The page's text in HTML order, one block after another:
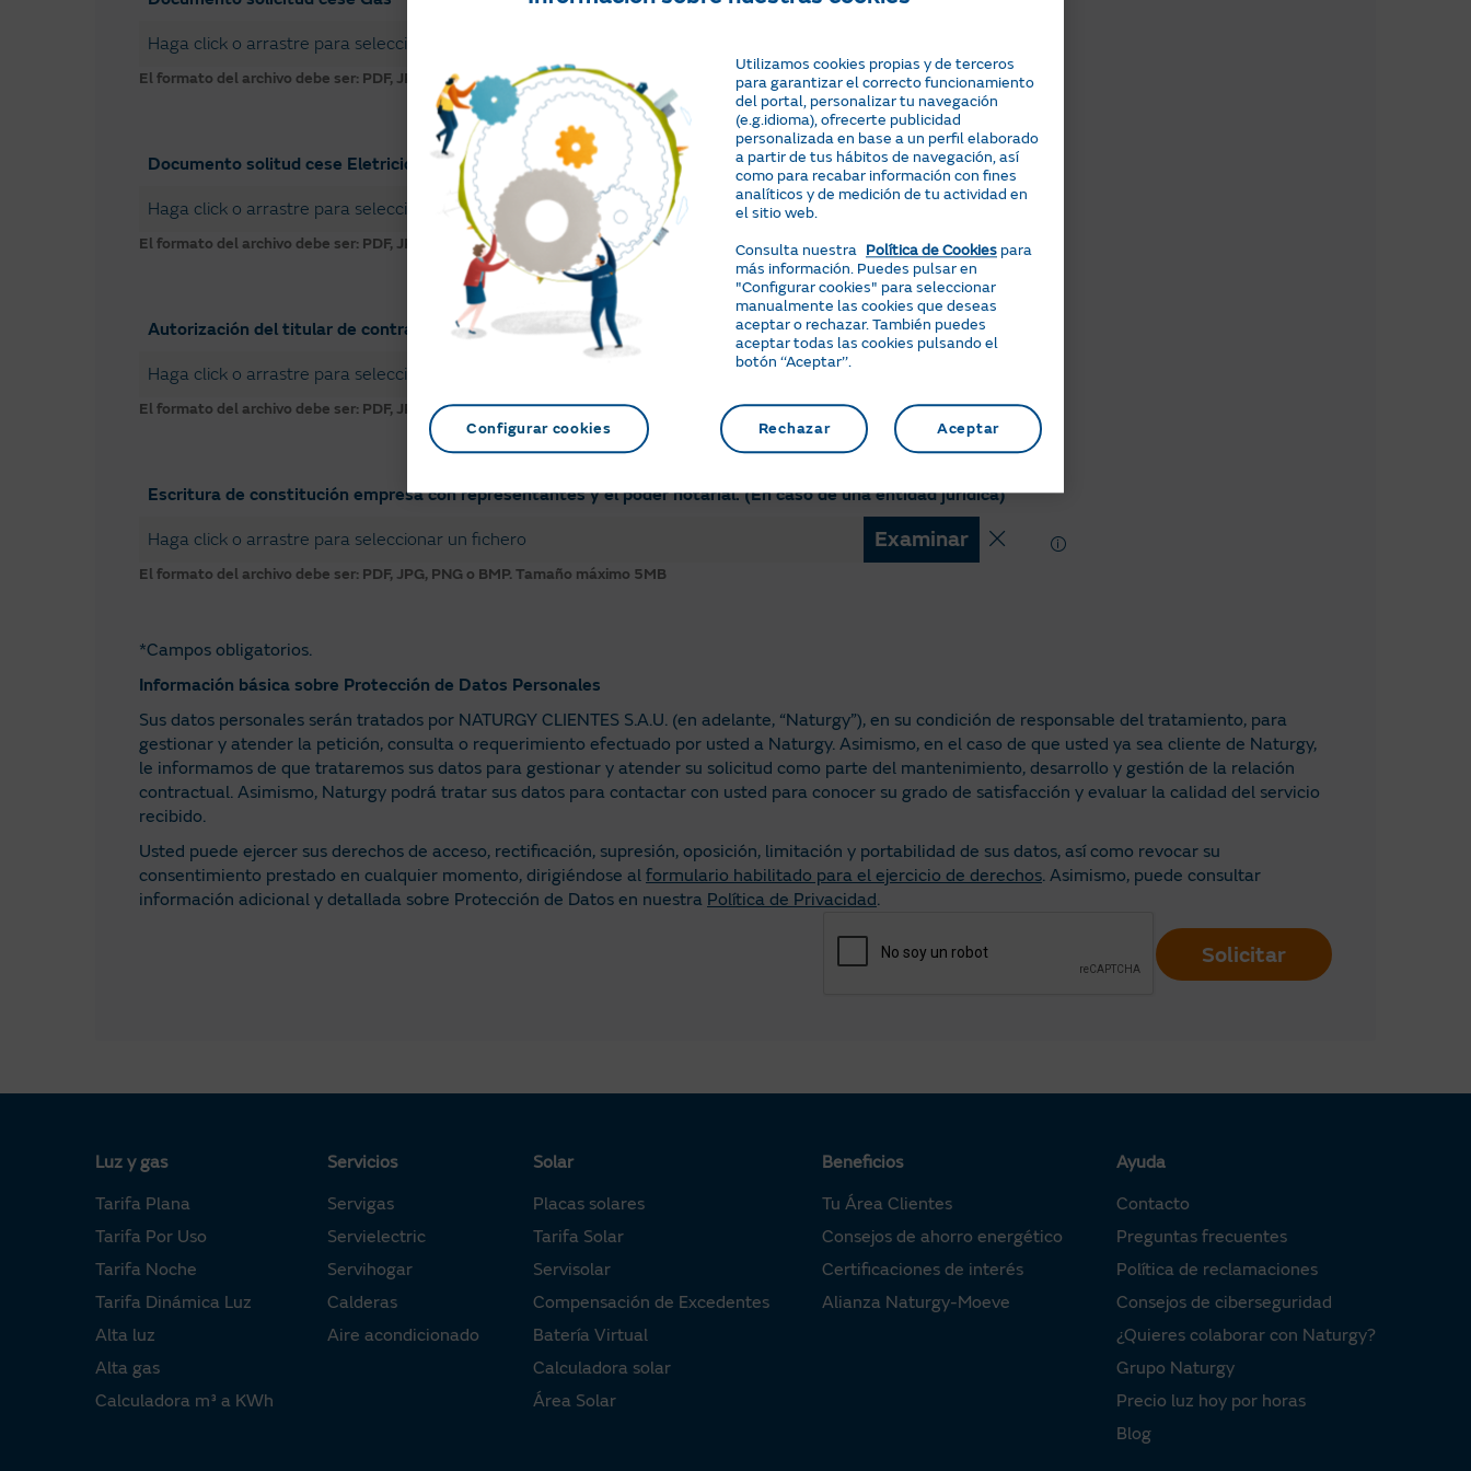
Precios
Lectura
Cese / Fin de suministro
Área Cliente / App
Otros motivos
Haga click o arrastre para seleccionar un fichero
El formato del archivo debe ser: PDF, JPG, PNG o BMP.Tamaño máximo 5MB
Documento solitud cese Eletricidad
Haga click o arrastre para seleccionar un fichero Examinar
El formato del archivo debe ser: PDF, JPG, PNG o BMP. Tamaño máximo 5MB
Autorización del titular de contrato representantes (En caso de no titular del contrato)
Haga click o arrastre para seleccionar un fichero Examinar
El formato del archivo debe ser: PDF, JPG, PNG o BMP.Tamaño máximo 5MB
Escritura de constitución empresa con representantes y el poder notarial. (En caso de una entidad jurídica)
Haga click o arrastre para seleccionar un fichero Examinar
El formato del archivo debe ser: PDF, JPG, PNG o BMP.Tamaño máximo 5MB
*Campos obligatorios.
Información básica sobre Protección de Datos Personales
Sus datos personales serán tratados por NATURGY CLIENTES S.A.U. (en adelante, “Naturgy”), en su condición de responsable del tratamiento, para
gestionar y atender la petición, consulta o requerimiento efectuado por usted a Naturgy. Asimismo, en el caso de que usted ya sea cliente de Naturgy,
le informamos de que trataremos sus datos para gestionar y atender su solicitud como parte del mantenimiento, desarrollo y gestión de la relación
contractual. Asimismo, Naturgy podrá tratar sus datos para contactar con usted para conocer su grado de satisfacción y evaluar la calidad del servicio
recibido.
Usted puede ejercer sus derechos de acceso, rectificación, supresión, oposición, limitación y portabilidad de sus datos, así como revocar su
consentimiento prestado en cualquier momento, dirigiéndose al formulario habilitado para el ejercicio de derechos. Asimismo, puede consultar
información adicional y detallada sobre Protección de Datos en nuestra Política de Privacidad.
Solicitar
Luz y gas
Tarifa Plana
Tarifa Por Uso
Tarifa Noche
Tarifa Dinámica Luz
Alta luz
Alta gas
Calculadora m³ a KWh
Servicios
Servigas
Servielectric
Servihogar
Calderas
Aire acondicionado
Solar
Placas solares
Tarifa Solar
Servisolar
Compensación de Excedentes
Batería Virtual
Calculadora solar
Área Solar
Beneficios
Tu Área Clientes
Consejos de ahorro energético
Certificaciones de interés
Alianza Naturgy-Moeve
Ayuda
Contacto
Preguntas frecuentes
Política de reclamaciones
Consejos de ciberseguridad
¿Quieres colaborar con Naturgy?
Grupo Naturgy
Precio luz hoy por horas
Blog
Utilizamos cookies propias y de terceros
para garantizar el correcto funcionamiento
del portal, personalizar tu navegación
(e.g.idioma), ofrecerte publicidad
personalizada en base a un perfil elaborado
a partir de tus hábitos de navegación, así
como para recabar información con fines
analíticos y de medición de tu actividad en
el sitio web.
Consulta nuestra Política de Cookies para
más información. Puedes pulsar en
"Configurar cookies" para seleccionar
manualmente las cookies que deseas
aceptar o rechazar. También puedes
aceptar todas las cookies pulsando el
botón ‘‘Aceptar’’.
Configurar cookies Rechazar Aceptar